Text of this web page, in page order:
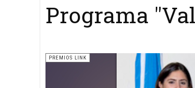
Programa
PREMIOS LINK